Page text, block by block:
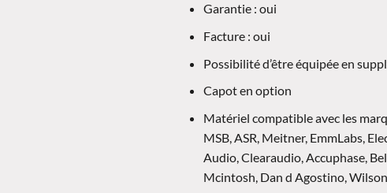
Garantie : oui
Facture : oui
Possibilité d’être équipée en
Capot en option
Matériel compatible avec les
MSB, ASR, Meitner, EmmLabs,
Audio, Clearaudio, Accuphase,
Mcintosh, Dan d Agostino,